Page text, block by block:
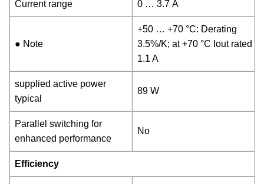
Current range 0 … 3.7 A
● Note
+50 … +70 °C: Derating
3.5%/K; at +70 °C Iout rated
1.1 A
supplied active power
typical
89 W
Parallel switching for
enhanced performance
No
Efficiency